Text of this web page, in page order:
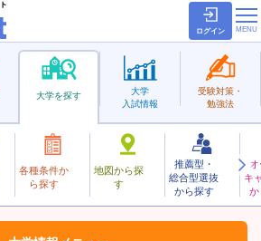
ログイン
大学を探す
各種条件か
ら探す
地図から探
す
推薦型・
総合型選抜
から探す
キ
か
大学
入試情報
受験対策・
勉強法
お気に入り